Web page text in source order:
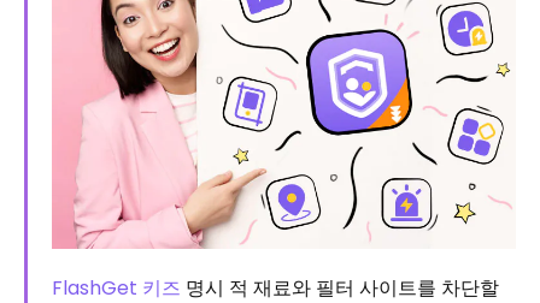
FlashGet 키즈 명시 적 재료와 필터 사이트를 차단할